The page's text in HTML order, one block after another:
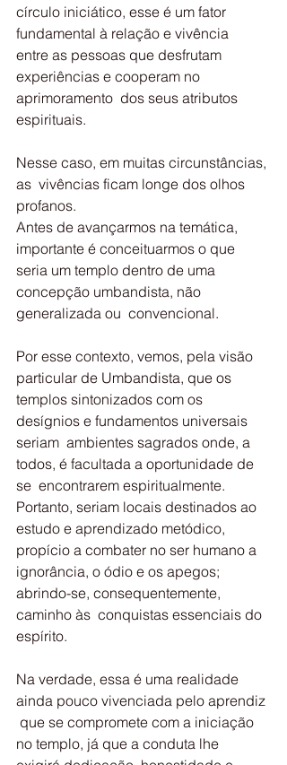
círculo iniciático, esse é um fator
fundamental à relação e vivência
entre as pessoas que desfrutam
experiências e cooperam no
aprimoramento  dos seus atributos
espirituais.
Nesse caso, em muitas circunstâncias,
as  vivências ficam longe dos olhos
profanos.
Antes de avançarmos na temática,
importante é conceituarmos o que
seria um templo dentro de uma
concepção umbandista, não
generalizada ou  convencional.
Por esse contexto, vemos, pela visão
particular de Umbandista, que os
templos sintonizados com os
desígnios e fundamentos universais
seriam  ambientes sagrados onde, a
todos, é facultada a oportunidade de
se  encontrarem espiritualmente.
Portanto, seriam locais destinados ao
estudo e aprendizado metódico,
propício a combater no ser humano a
ignorância, o ódio e os apegos;
abrindo-se, consequentemente,
caminho às  conquistas essenciais do
espírito.
Na verdade, essa é uma realidade
ainda pouco vivenciada pelo aprendiz
que se compromete com a iniciação
no templo, já que a conduta lhe